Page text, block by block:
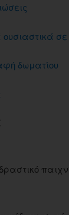
δωματίου